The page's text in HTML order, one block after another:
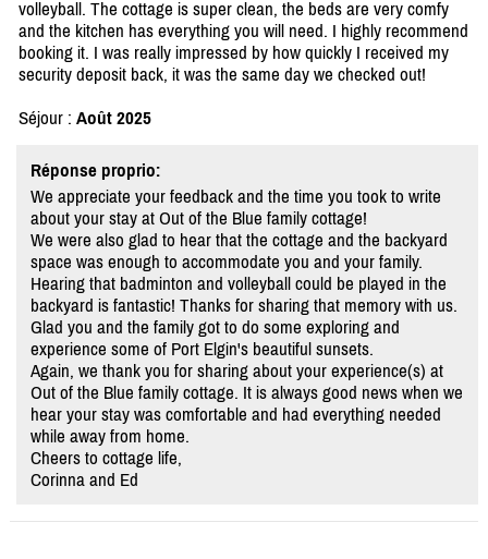
volleyball. The cottage is super clean, the beds are very comfy
and the kitchen has everything you will need. I highly recommend
booking it. I was really impressed by how quickly I received my
security deposit back, it was the same day we checked out!
Séjour : Août 2025
Réponse proprio:
We appreciate your feedback and the time you took to write
about your stay at Out of the Blue family cottage!
We were also glad to hear that the cottage and the backyard
space was enough to accommodate you and your family.
Hearing that badminton and volleyball could be played in the
backyard is fantastic! Thanks for sharing that memory with us.
Glad you and the family got to do some exploring and
experience some of Port Elgin's beautiful sunsets.
Again, we thank you for sharing about your experience(s) at
Out of the Blue family cottage. It is always good news when we
hear your stay was comfortable and had everything needed
while away from home.
Cheers to cottage life,
Corinna and Ed